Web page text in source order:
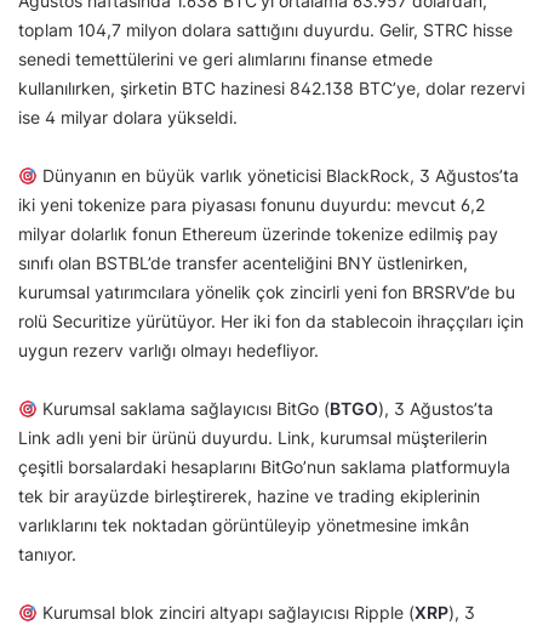
toplam 104,7 milyon dolara sattığını duyurdu. Gelir, STRC hisse
senedi temettülerini ve geri alımlarını finanse etmede
kullanılırken, şirketin BTC hazinesi 842.138 BTC’ye, dolar rezervi
ise 4 milyar dolara yükseldi.
Dünyanın en büyük varlık yöneticisi BlackRock, 3 Ağustos’ta
iki yeni tokenize para piyasası fonunu duyurdu: mevcut 6,2
milyar dolarlık fonun Ethereum üzerinde tokenize edilmiş pay
sınıfı olan BSTBL’de transfer acenteliğini BNY üstlenirken,
kurumsal yatırımcılara yönelik çok zincirli yeni fon BRSRV’de bu
rolü Securitize yürütüyor. Her iki fon da stablecoin ihraççıları için
uygun rezerv varlığı olmayı hedefliyor.
Kurumsal saklama sağlayıcısı BitGo (BTGO), 3 Ağustos’ta
Link adlı yeni bir ürünü duyurdu. Link, kurumsal müşterilerin
çeşitli borsalardaki hesaplarını BitGo’nun saklama platformuyla
tek bir arayüzde birleştirerek, hazine ve trading ekiplerinin
varlıklarını tek noktadan görüntüleyip yönetmesine imkân
tanıyor.
Kurumsal blok zinciri altyapı sağlayıcısı Ripple (XRP), 3